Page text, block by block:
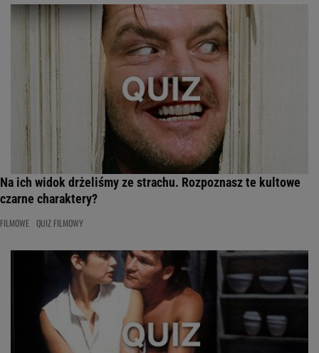
Na ich widok drżeliśmy ze strachu. Rozpoznasz te kultowe
czarne charaktery?
FILMOWE QUIZ FILMOWY